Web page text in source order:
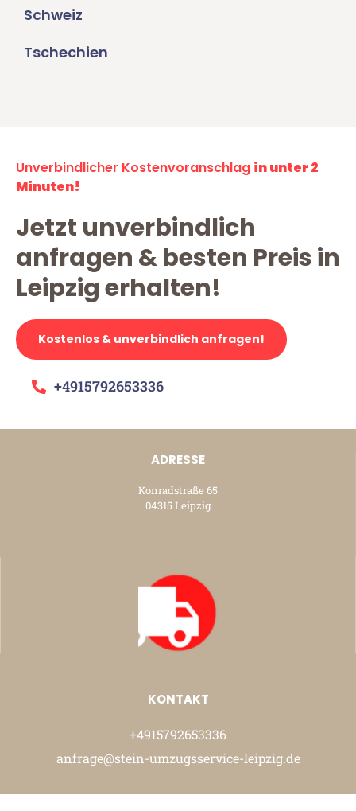
Schweiz
Tschechien
Unverbindlicher Kostenvoranschlag in unter 2
Minuten!
Jetzt unverbindlich
anfragen & besten Preis in
Leipzig erhalten!
Kostenlos & unverbindlich anfragen!
+4915792653336
ADRESSE
Konradstraße 65
04315 Leipzig
KONTAKT
+4915792653336
anfrage@stein-umzugsservice-leipzig.de